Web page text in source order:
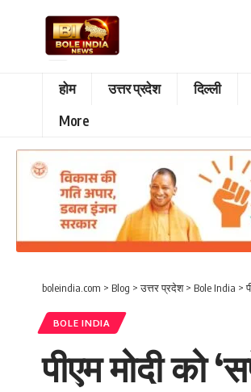
होम उत्तर प्रदेश दिल्ली
More
boleindia.com > Blog >उत्तर प्रदेश> Bole India >
BOLE INDIA
पीएम मोदी को